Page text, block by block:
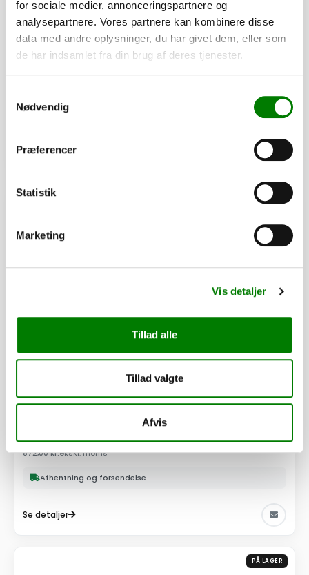
for sociale medier, annonceringspartnere og
analysepartnere. Vores partnere kan kombinere disse
data med andre oplysninger, du har givet dem, eller som
de har indsamlet fra din brug af deres tjenester.
Nødvendig
Præferencer
Statistik
Marketing
Vis detaljer
Tillad alle
Tillad valgte
Afvis
Forvange, f. 3521X4
Afhentning og forsendelse
Se detaljer
PÅ LAGER
872,00kr.ekskl. moms
Afhentning og forsendelse
Se detaljer
PÅ LAGER